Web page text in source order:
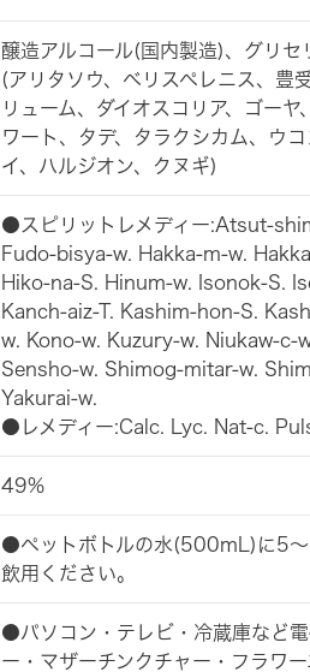
醸造アルコール(国内製造)、グリセ
(アリタソウ、ベリスペレニス、豊
リューム、ダイオスコリア、ゴー
ワート、タデ、タラクシカム、ウ
イ、ハルジオン、クヌギ)
●スピリットレメディー:Atsut-
Fudo-bisya-w. Hakka-m-w.
Hiko-na-S. Hinum-w. Isonok-S.
Kanch-aiz-T. Kashim-hon-S.
w. Kono-w. Kuzury-w. Niukaw-c-
Sensho-w. Shimog-mitar-w.
Yakurai-w.
●レメディー:Calc. Lyc. Nat-c.
49%
●ペットボトルの水(500mL)に5
飲用ください。
●パソコン・テレビ・冷蔵庫など
ー・マザーチンクチャー・フラワ